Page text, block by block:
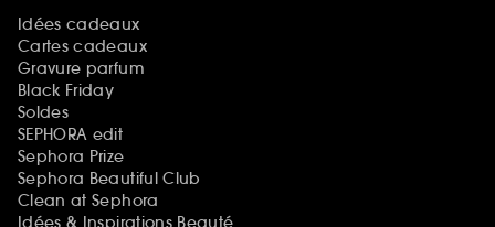
Idées cadeaux
Cartes cadeaux
Gravure parfum
Black Friday
Soldes
SEPHORA edit
Sephora Prize
Sephora Beautiful Club
Clean at Sephora
Idées & Inspirations Beauté